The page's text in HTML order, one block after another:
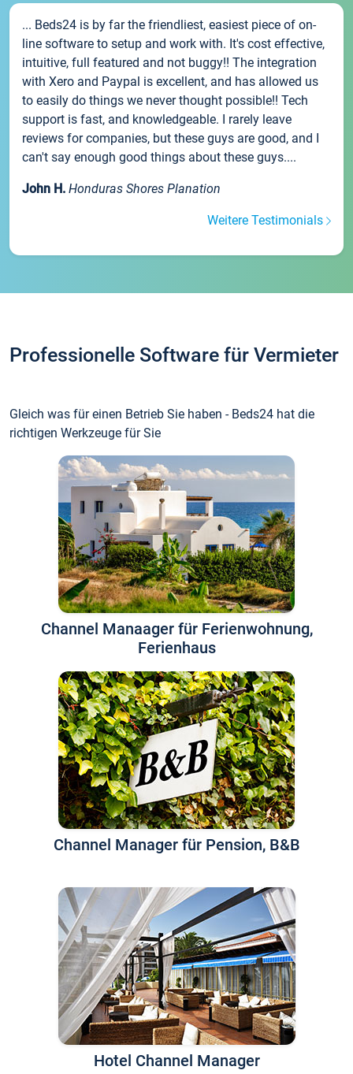
... Beds24 is by far the friendliest, easiest piece of on-
line software to setup and work with. It's cost effective,
intuitive, full featured and not buggy!! The integration
with Xero and Paypal is excellent, and has allowed us
to easily do things we never thought possible!! Tech
support is fast, and knowledgeable. I rarely leave
reviews for companies, but these guys are good, and I
can't say enough good things about these guys....
John H. Honduras Shores Planation
Weitere Testimonials
Professionelle Software für Vermieter
Gleich was für einen Betrieb Sie haben - Beds24 hat die
richtigen Werkzeuge für Sie
Channel Manaager für Ferienwohnung,
Ferienhaus
Channel Manager für Pension, B&B
Hotel Channel Manager